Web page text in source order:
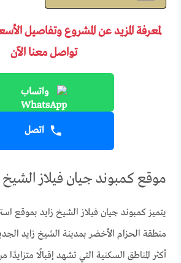
لمعرفة المزيد عن المشروع وتفاصيل
تواصل معنا الآن
واتساب
اتصل
موقع كمبوند جيان فيلاز الشيخ
يتميز كمبوند جيان فيلاز الشيخ زايد بموقع
منطقة الحزام الأخضر بمدينة الشيخ زايد
أكثر المناطق السكنية التي تشهد إقبالًا متزايدًا